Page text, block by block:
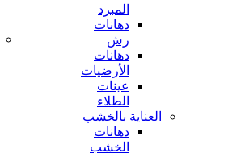
المبرد
دهانات
رش
دهانات
الأرضيات
عينات
الطلاء
العناية بالخشب
دهانات
الخشب